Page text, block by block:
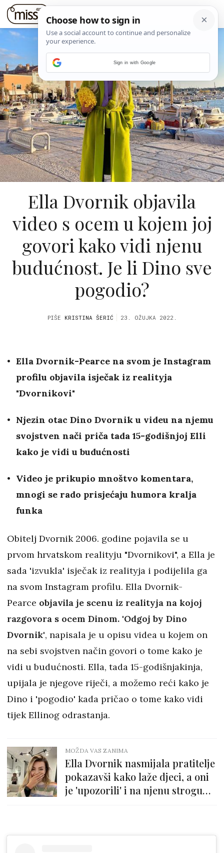
Ella Dvornik objavila
video s ocem u kojem joj
govori kako vidi njenu
budućnost. Je li Dino sve
pogodio?
PIŠE KRISTINA ŠERIĆ 23. OŽUJKA 2022.
Ella Dvornik-Pearce na svom je Instagram
profilu objavila isječak iz realityja
"Dvornikovi"
Njezin otac Dino Dvornik u videu na njemu
svojstven nači priča tada 15-godišnjoj Elli
kako je vidi u budućnosti
Video je prikupio mnoštvo komentara,
mnogi se rado prisjećaju humora kralja
funka
Obitelj Dvornik 2006. godine pojavila se u
prvom hrvatskom realityju "Dvornikovi", a Ella je
sada 'izvukla' isječak iz realityja i podijelila ga
na svom Instagram profilu. Ella Dvornik-
Pearce objavila je scenu iz realityja na kojoj
razgovora s ocem Dinom. 'Odgoj by Dino
Dvornik', napisala je u opisu videa u kojem on
na sebi svojstven način govori o tome kako je
vidi u budućnosti. Ella, tada 15-godišnjakinja,
upijala je njegove riječi, a možemo reći kako je
Dino i 'pogodio' kada pričao o tome kako vidi
tijek Ellinog odrastanja.
MOŽDA VAS ZANIMA
Ella Dvornik nasmijala pratitelje
pokazavši kako laže djeci, a oni
je 'upozorili' i na njenu strogu
Sign in with Google